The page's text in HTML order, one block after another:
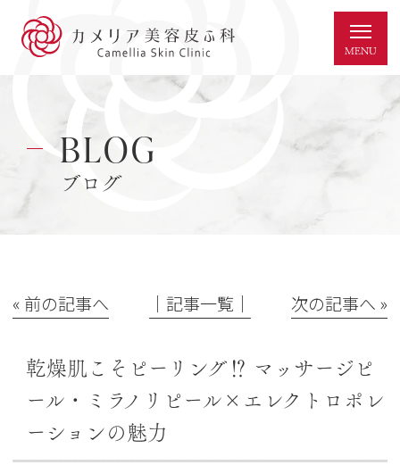
BLOG
ブログ
« 前の記事へ │記事一覧│ 次の記事へ »
乾燥肌こそピーリング⁉ マッサージピ
ール・ミラノリピール×エレクトロポレ
ーションの魅力